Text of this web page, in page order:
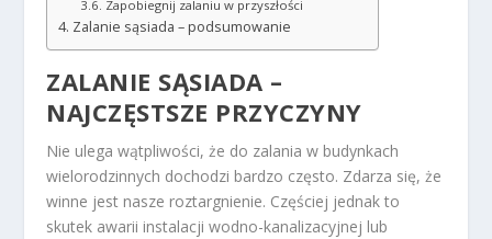
Zapobiegnij zalaniu w przyszłości
Zalanie sąsiada – podsumowanie
ZALANIE SĄSIADA –
NAJCZĘSTSZE PRZYCZYNY
Nie ulega wątpliwości, że do zalania w budynkach
wielorodzinnych dochodzi bardzo często. Zdarza się, że
winne jest nasze roztargnienie. Częściej jednak to
skutek awarii instalacji wodno-kanalizacyjnej lub